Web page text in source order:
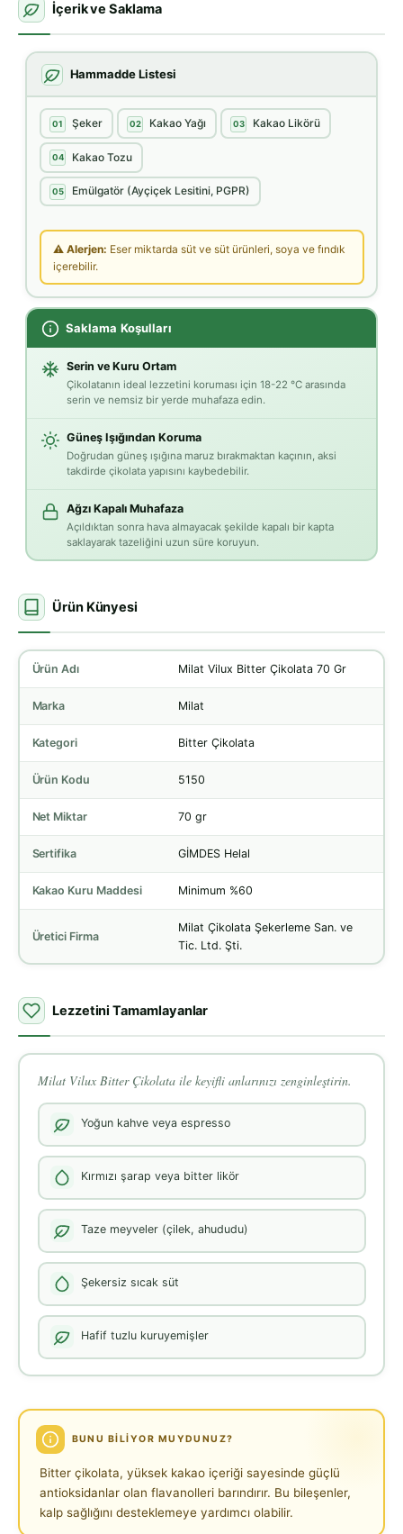
İçerik ve Saklama
Hammadde Listesi
01 Şeker 02 Kakao Yağı 03 Kakao Likörü
04 Kakao Tozu
05 Emülgatör (Ayçiçek Lesitini, PGPR)
⚠ Alerjen: Eser miktarda süt ve süt ürünleri, soya ve fındık
içerebilir.
Saklama Koşulları
Serin ve Kuru Ortam
Çikolatanın ideal lezzetini koruması için 18-22 °C arasında
serin ve nemsiz bir yerde muhafaza edin.
Güneş Işığından Koruma
Doğrudan güneş ışığına maruz bırakmaktan kaçının, aksi
takdirde çikolata yapısını kaybedebilir.
Ağzı Kapalı Muhafaza
Açıldıktan sonra hava almayacak şekilde kapalı bir kapta
saklayarak tazeliğini uzun süre koruyun.
Ürün Künyesi
Ürün Adı Milat Vilux Bitter Çikolata 70 Gr
Marka Milat
Kategori Bitter Çikolata
Ürün Kodu 5150
Net Miktar 70 gr
Sertifika GİMDES Helal
Kakao Kuru Maddesi Minimum %60
Üretici Firma
Milat Çikolata Şekerleme San. ve
Tic. Ltd. Şti.
Lezzetini Tamamlayanlar
Milat Vilux Bitter Çikolata ile keyifli anlarınızı zenginleştirin.
Yoğun kahve veya espresso
Kırmızı şarap veya bitter likör
Taze meyveler (çilek, ahududu)
Şekersiz sıcak süt
Hafif tuzlu kuruyemişler
BUNU BILIYOR MUYDUNUZ?
Bitter çikolata, yüksek kakao içeriği sayesinde güçlü
antioksidanlar olan flavanolleri barındırır. Bu bileşenler,
kalp sağlığını desteklemeye yardımcı olabilir.